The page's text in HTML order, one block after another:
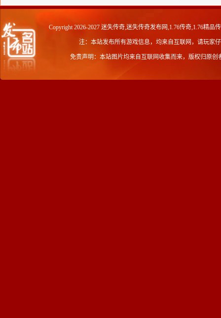
Copyright 2026-2027 迷失传奇,迷失传奇发布网,1.76传奇,1.76精品
注：本站发布所有游戏信息，均来自互联网，请玩家
免责声明：本站图片均来自互联网收集而来，版权归原